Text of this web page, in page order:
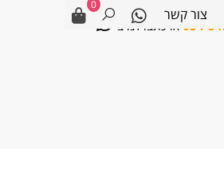
054- או כתבו לנו ב-
0
צור קשר